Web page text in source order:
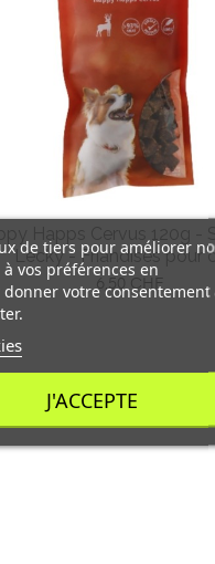
Happs Cervus 120g -
Lecky - Friandises pour
Prix
6,50 CHF
de tiers pour améliorer
vos préférences en
votre consentement
J'ACCEPTE